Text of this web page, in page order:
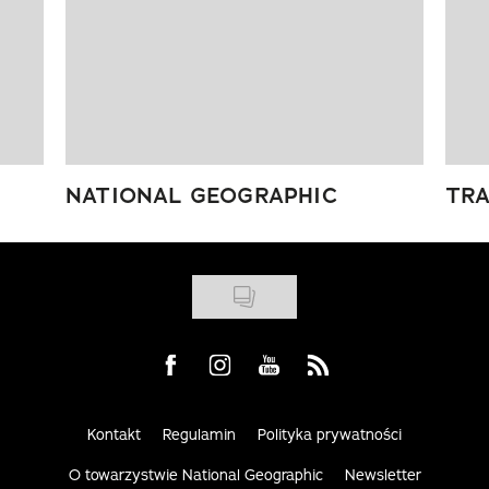
NATIONAL GEOGRAPHIC
Visit us on Facebook
Visit us on Instagram
Visit us on Youtube
Visit us on Rss
Kontakt Regulamin Polityka prywatności
O towarzystwie National Geographic Newsletter